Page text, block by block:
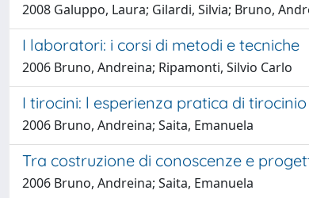
2008 Galuppo, Laura; Gilardi, Silvia; Bruno,
I laboratori: i corsi di metodi e tecniche
2006 Bruno, Andreina; Ripamonti, Silvio Carlo
I tirocini: l esperienza pratica di
2006 Bruno, Andreina; Saita, Emanuela
Tra costruzione di conoscenze e
2006 Bruno, Andreina; Saita, Emanuela